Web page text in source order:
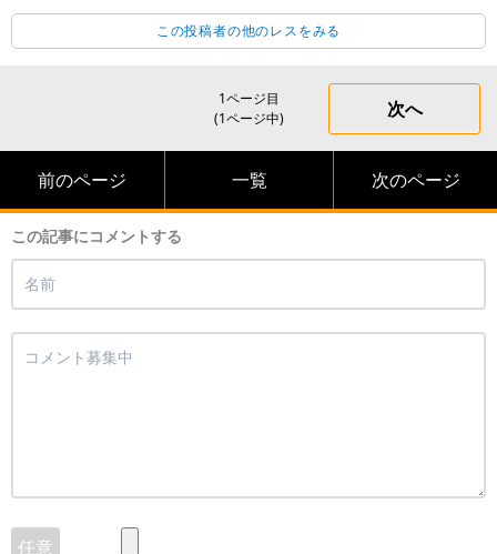
この投稿者の他のレスをみる
1ページ目
(1ページ中)
次へ
前のページ 一覧 次のページ
この記事にコメントする